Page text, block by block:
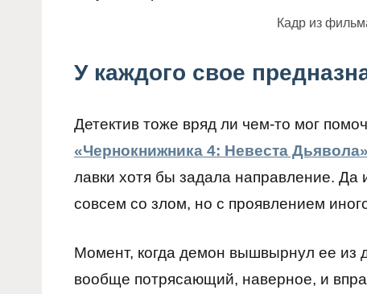
Кадр из
У каждого свое
Детектив тоже вряд ли чем-то мог
«Чернокнижника 4: Невеста Дьявола»
лавки хотя бы задала направление. Да
совсем со злом, но с проявлением
Момент, когда демон вышвырнул ее
вообще потрясающий, наверное, и